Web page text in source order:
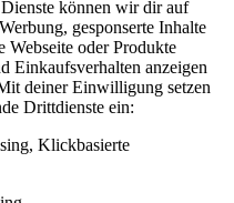
können wir dir auf
gesponserte Inhalte
Webseite oder Produkte
Einkaufsverhalten anzeigen
deiner Einwilligung setzen
Drittdienste ein:
Klickbasierte